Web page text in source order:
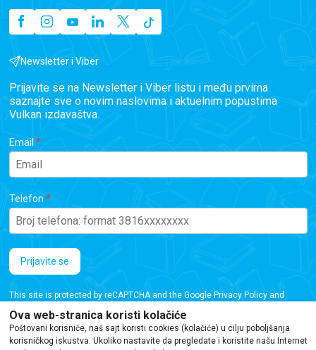
Newsletter i Viber
Prijavite se na Newsletter i Viber listu i među prvima
saznajte sve o novim naslovima i aktuelnim popustima
Vulkan izdavaštva.
Email
Telefon
Prijavite se
This site is protected by reCAPTCHA and the Google Privacy Policyand
Ova web-stranica koristi kolačiće
Poštovani korisniče, naš sajt koristi cookies (kolačiće) u cilju poboljšanja
korisničkog iskustva. Ukoliko nastavite da pregledate i koristite našu Internet